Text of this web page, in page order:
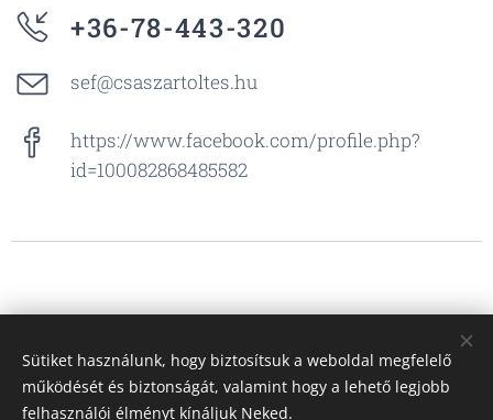
+36-78-443-320
sef@csaszartoltes.hu
https://www.facebook.com/profile.php?
id=100082868485582
Sütiket használunk, hogy biztosítsuk a weboldal megfelelő
működését és biztonságát, valamint hogy a lehető legjobb
felhasználói élményt kínáljuk Neked.